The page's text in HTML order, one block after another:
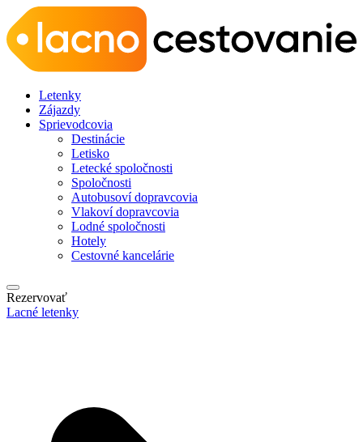
Letenky
Zájazdy
Sprievodcovia
Destinácie
Letisko
Letecké spoločnosti
Spoločnosti
Autobusoví dopravcovia
Vlakoví dopravcovia
Lodné spoločnosti
Hotely
Cestovné kancelárie
Rezervovať
Lacné letenky